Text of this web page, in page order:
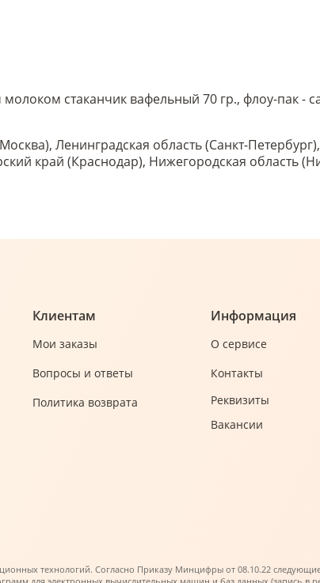
стаканчик вафельный 70 гр., флоу-пак -
Ленинградская область (Санкт-
край (Краснодар), Нижегородская область
Клиентам
Мои заказы
Вопросы и ответы
Политика возврата
Информация
О сервисе
Контакты
Реквизиты
Вакансии
технологий. Согласно Приказу Минцифры от 08.10.22 следующие